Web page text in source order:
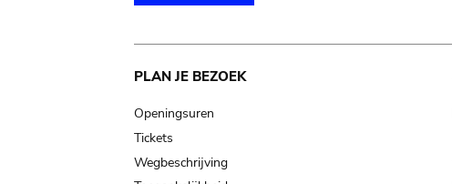
Main
navigation
PLAN JE BEZOEK
Openingsuren
Tickets
Wegbeschrijving